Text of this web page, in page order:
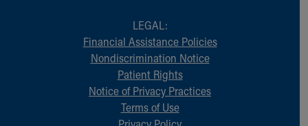
LEGAL:
Financial Assistance Policies
Nondiscrimination Notice
Patient Rights
Notice of Privacy Practices
Terms of Use